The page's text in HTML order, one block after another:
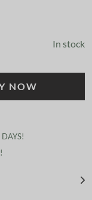
In stock
NOW